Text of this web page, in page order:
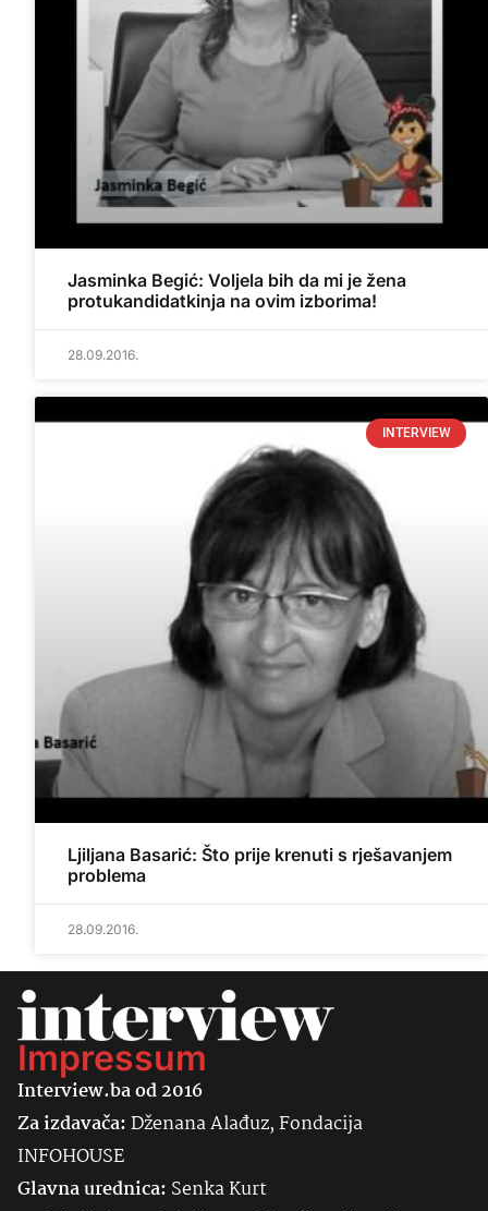
Jasminka Begić: Voljela bih da mi je žena
protukandidatkinja na ovim izborima!
28.09.2016.
INTERVIEW
Ljiljana Basarić: Što prije krenuti s rješavanjem
problema
28.09.2016.
Impressum
Interview.ba od 2016
Za izdavača:Dženana Alađuz, Fondacija
INFOHOUSE
Glavna urednica: SenkaKurt